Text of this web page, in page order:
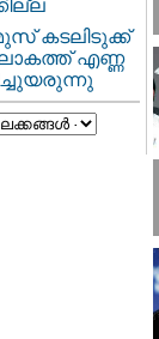
കടലിടുക്ക്
എണ്ണ